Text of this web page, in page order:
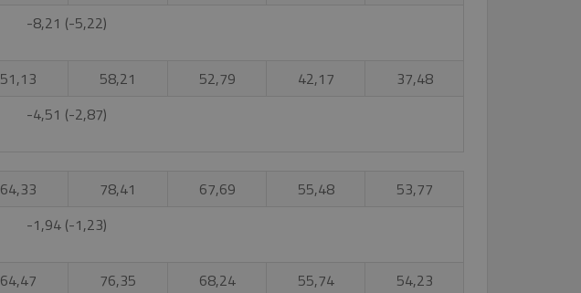
-8,21 (-5,22)
51,13 58,21 52,79 42,17
37,48
-4,51 (-2,87)
64,33 78,41 67,69 55,48
53,77
-1,94 (-1,23)
64,47 76,35 68,24 55,74
54,23